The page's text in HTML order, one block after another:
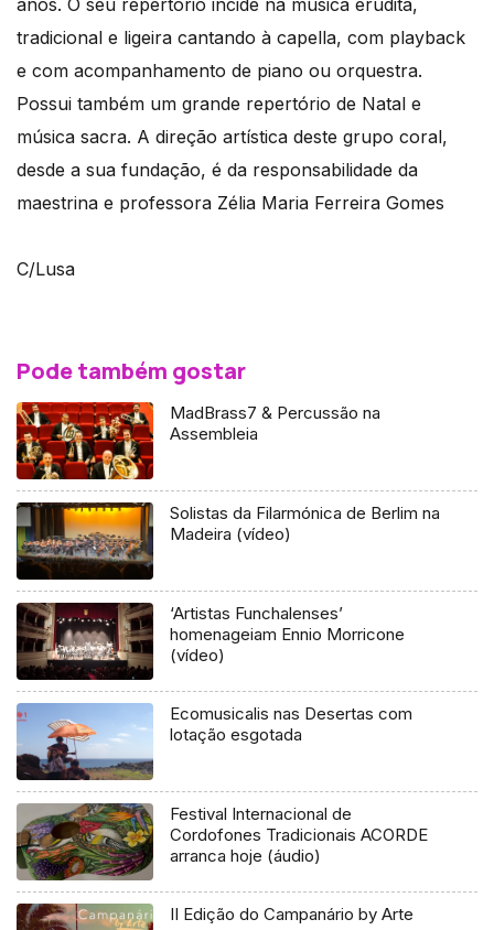
anos. O seu repertório incide na música erudita,
tradicional e ligeira cantando à capella, com playback
e com acompanhamento de piano ou orquestra.
Possui também um grande repertório de Natal e
música sacra. A direção artística deste grupo coral,
desde a sua fundação, é da responsabilidade da
maestrina e professora Zélia Maria Ferreira Gomes
C/Lusa
Pode também gostar
MadBrass7 & Percussão na
Assembleia
Solistas da Filarmónica de Berlim na
Madeira (vídeo)
‘Artistas Funchalenses’
homenageiam Ennio Morricone
(vídeo)
Ecomusicalis nas Desertas com
lotação esgotada
Festival Internacional de
Cordofones Tradicionais ACORDE
arranca hoje (áudio)
II Edição do Campanário by Arte